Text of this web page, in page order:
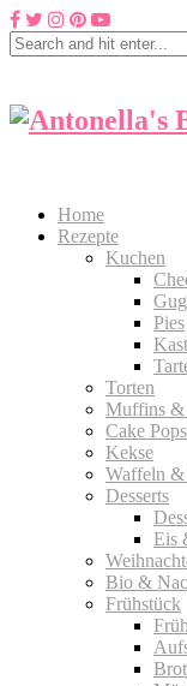
Home
Rezepte
Kuchen
Pies
Torten
Muffins &
Cake Pops
Kekse
Waffeln &
Desserts
Eis
Bio &
Frühstück